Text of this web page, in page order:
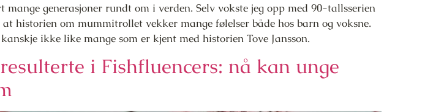
generasjoner rundt om i verden. Selv vokste jeg opp med 90-tallsserien
historien om mummitrollet vekker mange følelser både hos barn og voksne.
ikke like mange som er kjent med historien Tove Jansson.
i Fishfluencers: nå kan unge